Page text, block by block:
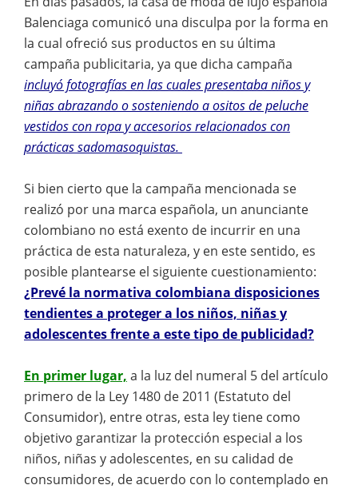
Balenciaga comunicó una disculpa por la forma en
la cual ofreció sus productos en su última
campaña publicitaria, ya que dicha campaña
incluyó fotografías en las cuales presentaba niños y
niñas abrazando o sosteniendo a ositos de peluche
vestidos con ropa y accesorios relacionados con
prácticas sadomasoquistas.
Si bien cierto que la campaña mencionada se
realizó por una marca española, un anunciante
colombiano no está exento de incurrir en una
práctica de esta naturaleza, y en este sentido, es
posible plantearse el siguiente cuestionamiento:
¿Prevé la normativa colombiana disposiciones
tendientes a proteger a los niños, niñas y
adolescentes frente a este tipo de publicidad?
En primer lugar, a la luz del numeral 5 del artículo
primero de la Ley 1480 de 2011 (Estatuto del
Consumidor), entre otras, esta ley tiene como
objetivo garantizar la protección especial a los
niños, niñas y adolescentes, en su calidad de
consumidores, de acuerdo con lo contemplado en